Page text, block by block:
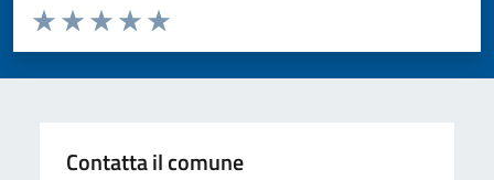
Valuta da 1 a 5 stelle la pagina
Valuta 5 stelle su 5
Valuta 4 stelle su 5
Valuta 3 stelle su 5
Valuta 2 stelle su 5
Valuta 1 stelle su 5
Contatta il comune